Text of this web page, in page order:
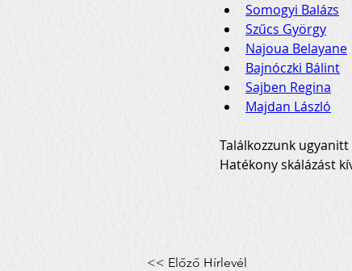
Somogyi Balázs
Szűcs György
Najoua Belayane
Bajnóczki Bálint
Sajben Regina
Majdan László
Találkozzunk
Hatékony skálázást
<< Előző Hírlevél